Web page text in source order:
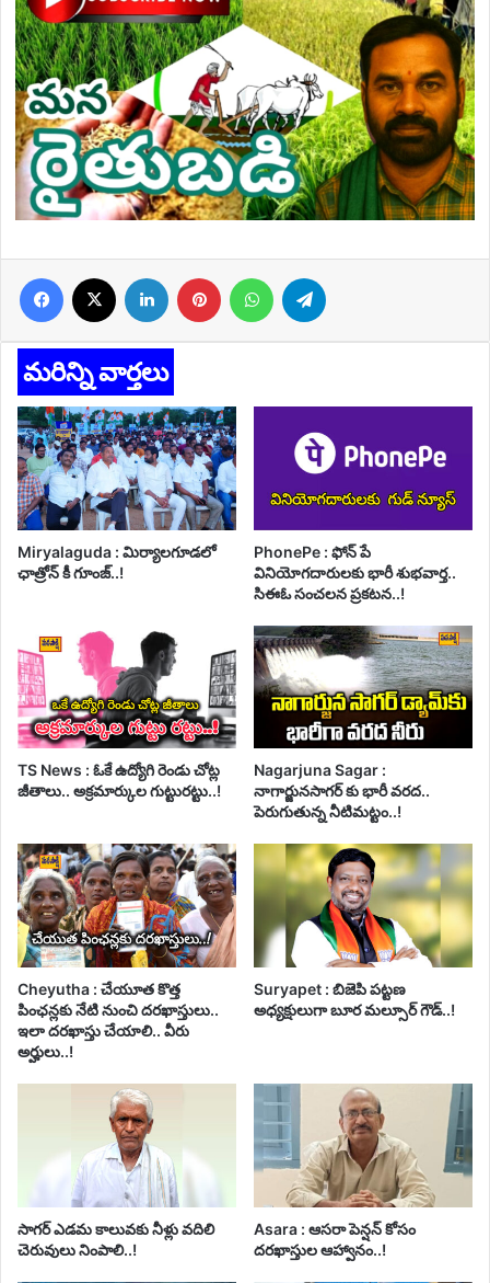
Facebook LinkedIn Pinterest WhatsApp
మరిన్ని వార్తలు
Miryalaguda : మిర్యాలగూడలో
ఛాత్రోన్ కీ గూంజ్..!
PhonePe : ఫోన్ పే
వినియోగదారులకు భారీ శుభవార్త..
సిఈఓ సంచలన ప్రకటన..!
TS News : ఓకే ఉద్యోగి రెండు చోట్ల
జీతాలు.. అక్రమార్కుల గుట్టురట్టు..!
Nagarjuna Sagar :
నాగార్జునసాగర్ కు భారీ వరద..
పెరుగుతున్న నీటిమట్టం..!
Cheyutha : చేయూత కొత్త
పింఛన్లకు నేటి నుంచి దరఖాస్తులు..
ఇలా దరఖాస్తు చేయాలి.. వీరు
అర్హులు..!
Suryapet : బిజెపి పట్టణ
అధ్యక్షులుగా బూర మల్సూర్ గౌడ్..!
సాగర్ ఎడమ కాలువకు నీళ్లు వదిలి
చెరువులు నింపాలి..!
Asara : ఆసరా పెన్షన్ కోసం
దరఖాస్తుల ఆహ్వానం..!